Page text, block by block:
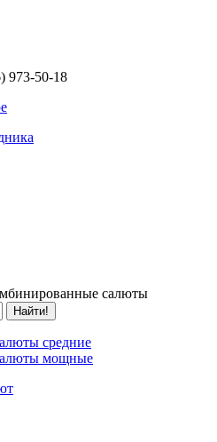
973-50-18
салюты
средние
мощные